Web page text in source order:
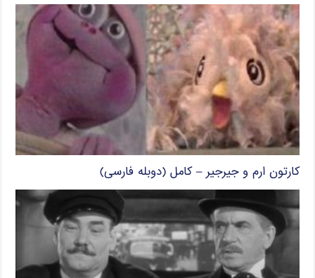
کارتون ارم و جیرجیر – کامل (دوبله فارسی)